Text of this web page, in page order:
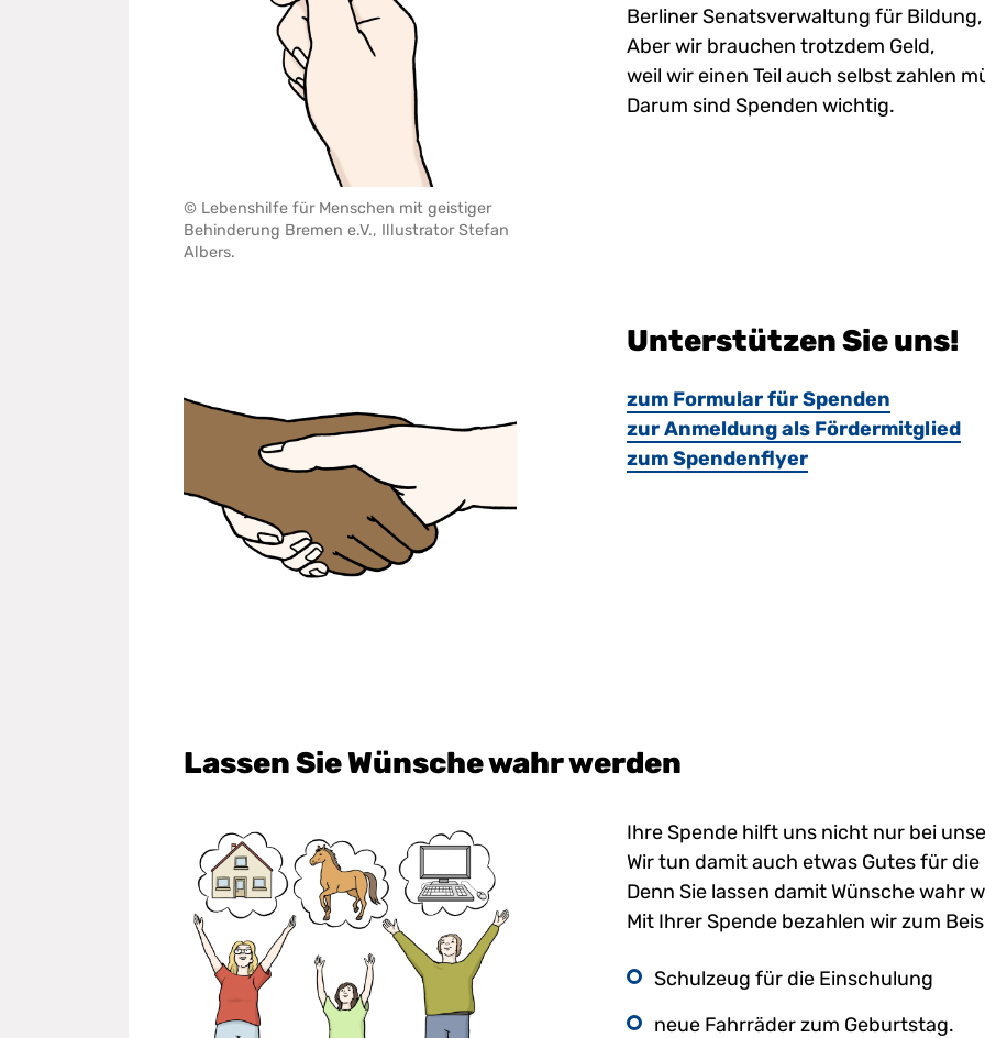
© Lebenshilfe für Menschen mit geistiger
Behinderung Bremen e.V., Illustrator Stefan
Albers.
Berliner Senatsverwaltung für
Aber wir brauchen trotzdem Geld,
weil wir einen Teil auch selbst zahlen
Darum sind Spenden wichtig.
Unterstützen Sie uns!
zum Formular für Spenden
zur Anmeldung als Fördermitglied
zum Spendenflyer
Lassen Sie Wünsche wahr werden
Ihre Spende hilft uns nicht nur bei
Wir tun damit auch etwas Gutes für die
Denn Sie lassen damit Wünsche wahr
Mit Ihrer Spende bezahlen wir zum
Schulzeug für die Einschulung
neue Fahrräder zum Geburtstag.